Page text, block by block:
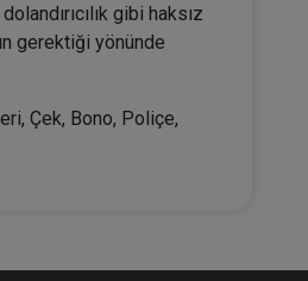
gibi haksız
gerektiği yönünde
Çek, Bono, Poliçe,